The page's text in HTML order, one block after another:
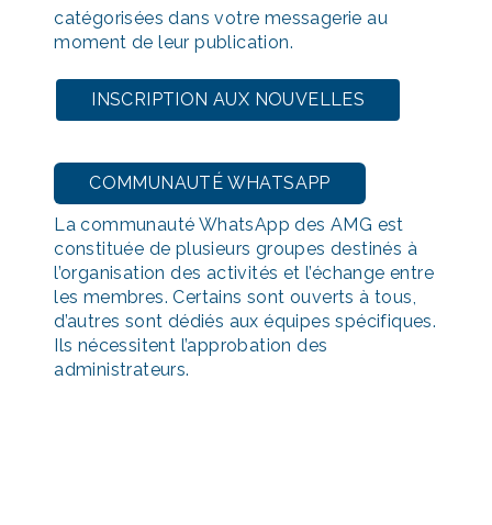
catégorisées dans votre messagerie au
moment de leur publication.
INSCRIPTION AUX NOUVELLES
COMMUNAUTÉ WHATSAPP
La communauté WhatsApp des AMG est
constituée de plusieurs groupes destinés à
l’organisation des activités et l’échange entre
les membres. Certains sont ouverts à tous,
d’autres sont dédiés aux équipes spécifiques.
Ils nécessitent l’approbation des
administrateurs.